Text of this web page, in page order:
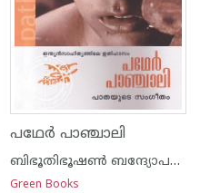
പഥേര്‍ പാഞ്ചാലി
ബിഭൂതിഭൂഷണ്‍ ബന്ദ്യോപദ്ധ്യായ
Green Books